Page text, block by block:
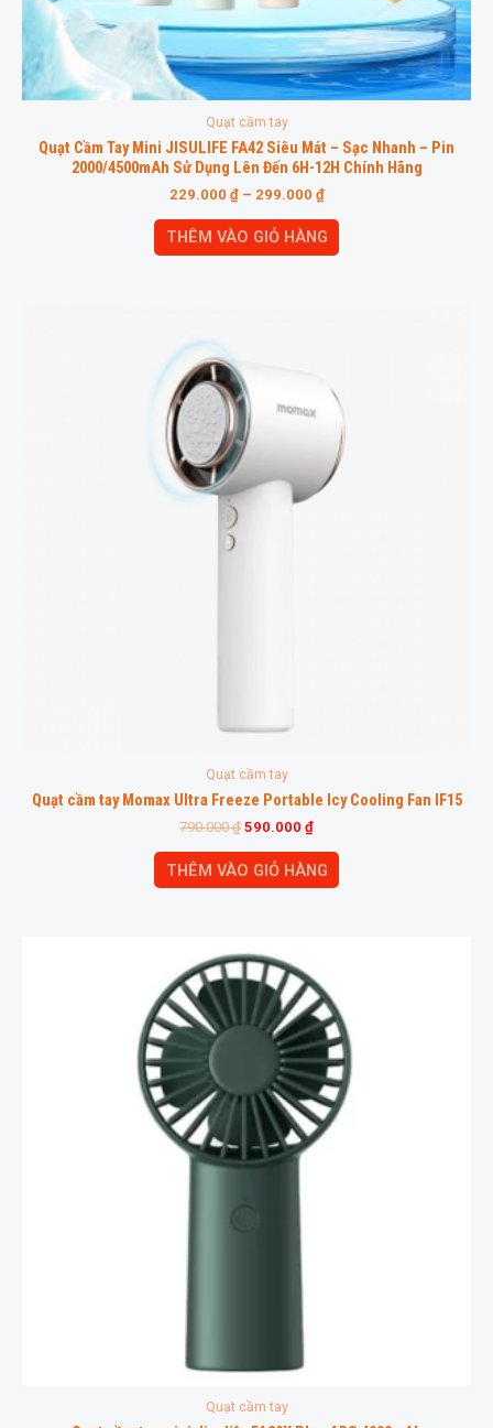
Quạt cầm tay
Quạt Cầm Tay Mini JISULIFE FA42 Siêu Mát – Sạc Nhanh – Pin
2000/4500mAh Sử Dụng Lên Đến 6H-12H Chính Hãng
229.000 ₫– 299.000 ₫
THÊM VÀO GIỎ HÀNG
Quạt cầm tay
Quạt cầm tay Momax Ultra Freeze Portable Icy Cooling Fan IF15
790.000₫ 590.000 ₫
THÊM VÀO GIỎ HÀNG
Quạt cầm tay